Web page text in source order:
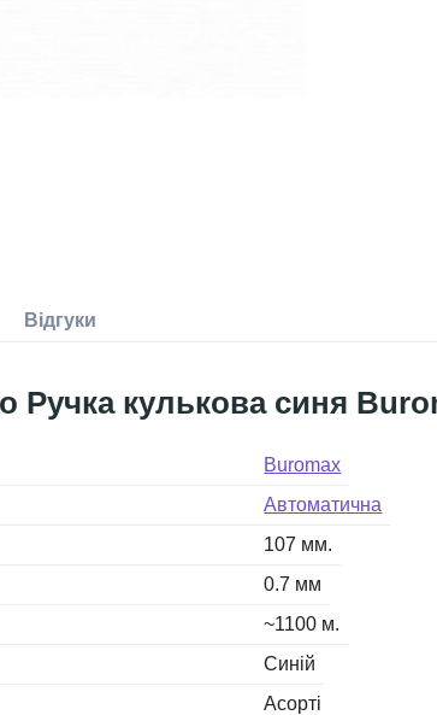
Ручка кулькова синя
Buromax
Автоматична
107 мм.
0.7 мм
~1100 м.
Синій
Асорті